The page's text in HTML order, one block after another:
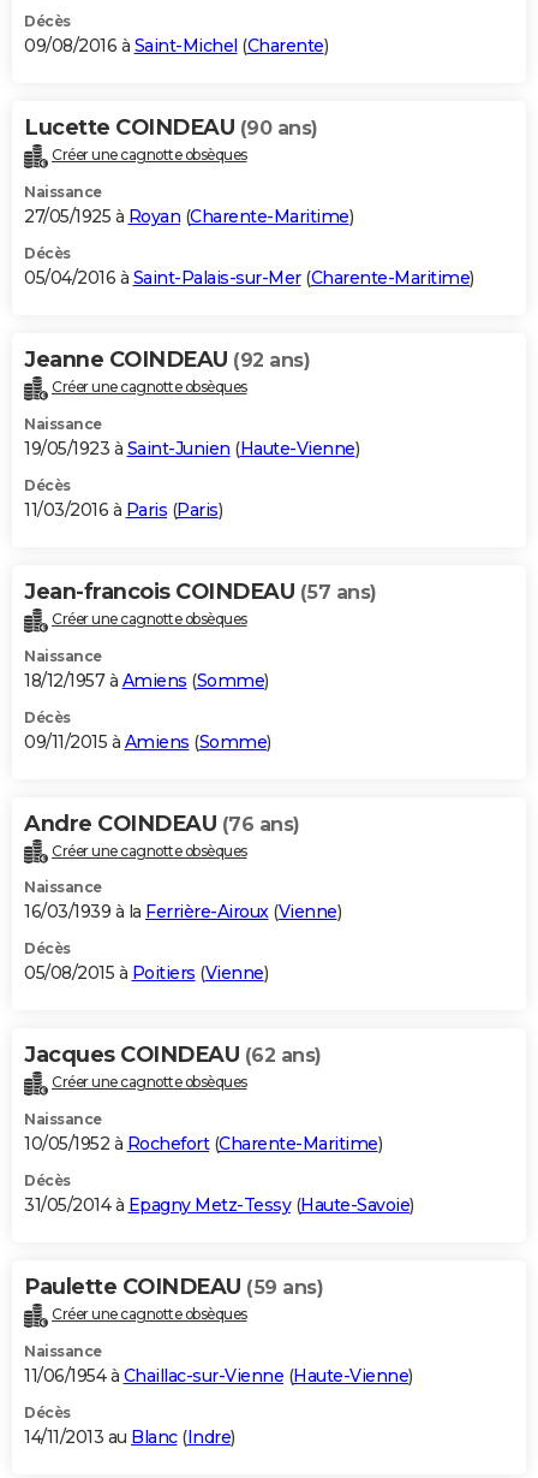
Décès
09/08/2016 à Saint-Michel (Charente)
Lucette COINDEAU (90 ans)
Créer une cagnotte obsèques
Naissance
27/05/1925 à Royan (Charente-Maritime)
Décès
05/04/2016 à Saint-Palais-sur-Mer(Charente-Maritime)
Jeanne COINDEAU (92 ans)
Créer une cagnotte obsèques
Naissance
19/05/1923 à Saint-Junien (Haute-Vienne)
Décès
11/03/2016 à Paris (Paris)
Jean-francois COINDEAU (57 ans)
Créer une cagnotte obsèques
Naissance
18/12/1957 à Amiens (Somme)
Décès
09/11/2015 à Amiens (Somme)
Andre COINDEAU (76 ans)
Créer une cagnotte obsèques
Naissance
16/03/1939 à la Ferrière-Airoux(Vienne)
Décès
05/08/2015 à Poitiers (Vienne)
Jacques COINDEAU (62 ans)
Créer une cagnotte obsèques
Naissance
10/05/1952 à Rochefort(Charente-Maritime)
Décès
31/05/2014 à Epagny Metz-Tessy(Haute-Savoie)
Paulette COINDEAU (59 ans)
Créer une cagnotte obsèques
Naissance
11/06/1954 à Chaillac-sur-Vienne (Haute-Vienne)
Décès
14/11/2013 au Blanc(Indre)